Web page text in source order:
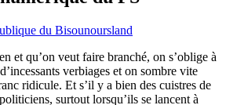
du Bisounoursland
et qu’on veut faire branché, on s’oblige à
verbiages et on sombre vite
ridicule. Et s’il y a bien des cuistres de
surtout lorsqu’ils se lancent à